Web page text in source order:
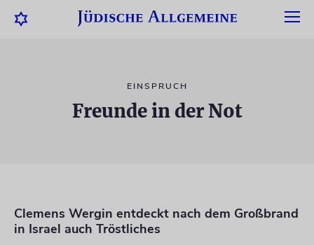
EINSPRUCH
Freunde in der Not
Clemens Wergin entdeckt nach dem Großbrand
in Israel auch Tröstliches